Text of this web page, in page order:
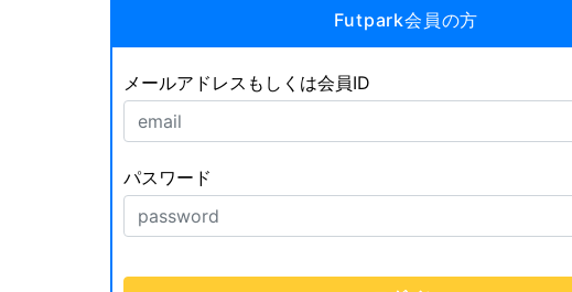
Futpark会員の方
メールアドレスもしくは会員ID
パスワード